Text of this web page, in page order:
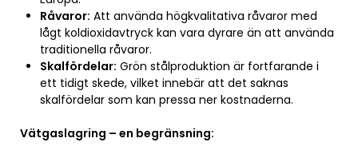
Råvaror: Att använda högkvalitativa råvaror med
lågt koldioxidavtryck kan vara dyrare än att använda
traditionella råvaror.
Skalfördelar: Grön stålproduktion är fortfarande i
ett tidigt skede, vilket innebär att det saknas
skalfördelar som kan pressa ner kostnaderna.
Vätgaslagring – en begränsning: